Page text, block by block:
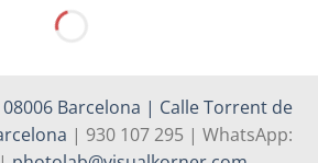
08006 Barcelona | Calle Torrent de
| 930 107 295 | WhatsApp: